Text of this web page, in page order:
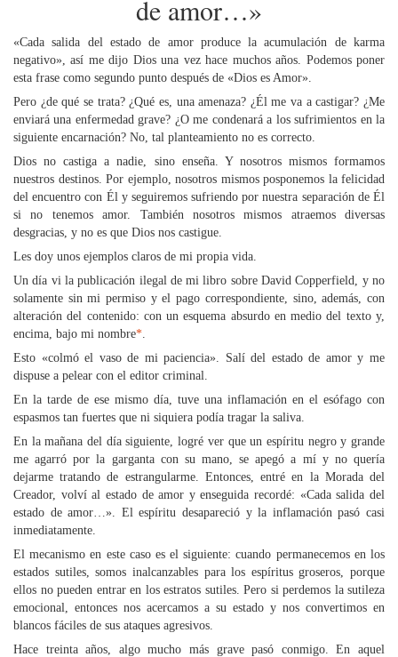
de amor…»
«Cada salida del estado de amor produce la acumulación de karma
negativo», así me dijo Dios una vez hace muchos años. Podemos poner
esta frase como segundo punto después de «Dios es Amor».
Pero ¿de qué se trata? ¿Qué es, una amenaza? ¿Él me va a castigar? ¿Me
enviará una enfermedad grave? ¿O me condenará a los sufrimientos en la
siguiente encarnación? No, tal planteamiento no es correcto.
Dios no castiga a nadie, sino enseña. Y nosotros mismos formamos
nuestros destinos. Por ejemplo, nosotros mismos posponemos la felicidad
del encuentro con Él y seguiremos sufriendo por nuestra separación de Él
si no tenemos amor. También nosotros mismos atraemos diversas
desgracias, y no es que Dios nos castigue.
Les doy unos ejemplos claros de mi propia vida.
Un día vi la publicación ilegal de mi libro sobre David Copperfield, y no
solamente sin mi permiso y el pago correspondiente, sino, además, con
alteración del contenido: con un esquema absurdo en medio del texto y,
encima, bajo mi nombre*.
Esto «colmó el vaso de mi paciencia». Salí del estado de amor y me
dispuse a pelear con el editor criminal.
En la tarde de ese mismo día, tuve una inflamación en el esófago con
espasmos tan fuertes que ni siquiera podía tragar la saliva.
En la mañana del día siguiente, logré ver que un espíritu negro y grande
me agarró por la garganta con su mano, se apegó a mí y no quería
dejarme tratando de estrangularme. Entonces, entré en la Morada del
Creador, volví al estado de amor y enseguida recordé: «Cada salida del
estado de amor…». El espíritu desapareció y la inflamación pasó casi
inmediatamente.
El mecanismo en este caso es el siguiente: cuando permanecemos en los
estados sutiles, somos inalcanzables para los espíritus groseros, porque
ellos no pueden entrar en los estratos sutiles. Pero si perdemos la sutileza
emocional, entonces nos acercamos a su estado y nos convertimos en
blancos fáciles de sus ataques agresivos.
Hace treinta años, algo mucho más grave pasó conmigo. En aquel